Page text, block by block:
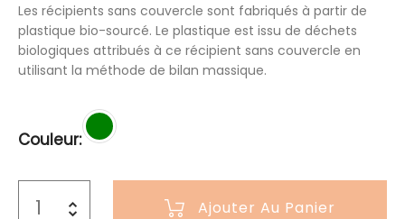
Les récipients sans couvercle sont fabriqués à partir de
plastique bio-sourcé. Le plastique est issu de déchets
biologiques attribués à ce récipient sans couvercle en
utilisant la méthode de bilan massique.
Couleur
Ajouter Au Panier